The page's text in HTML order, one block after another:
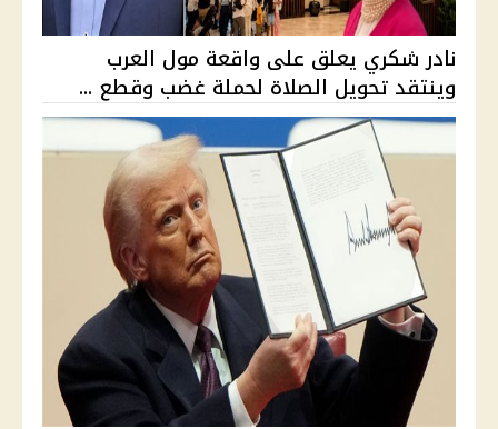
نادر شكري يعلق على واقعة مول العرب
وينتقد تحويل الصلاة لحملة غضب وقطع ...